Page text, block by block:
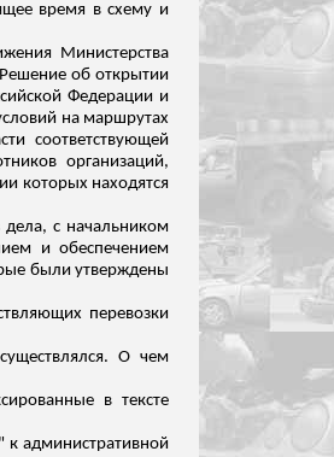
время в схему и
Министерства
об открытии
Федерации и
на маршрутах
соответствующей
организаций,
которых находятся
с начальником
и обеспечением
были утверждены
перевозки
О чем
в тексте
к административной